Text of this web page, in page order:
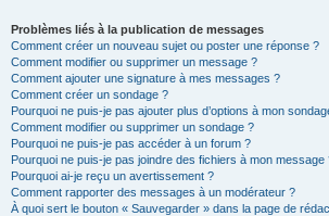
Problèmes liés à la publication de messages
Comment créer un nouveau sujet ou poster une réponse ?
Comment modifier ou supprimer un message ?
Comment ajouter une signature à mes messages ?
Comment créer un sondage ?
Pourquoi ne puis-je pas ajouter plus d’options à mon
Comment modifier ou supprimer un sondage ?
Pourquoi ne puis-je pas accéder à un forum ?
Pourquoi ne puis-je pas joindre des fichiers à mon message
Pourquoi ai-je reçu un avertissement ?
Comment rapporter des messages à un modérateur ?
À quoi sert le bouton « Sauvegarder » dans la page de